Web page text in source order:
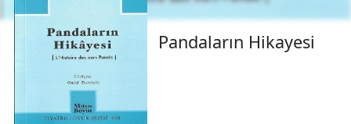
Pandaların Hikayesi